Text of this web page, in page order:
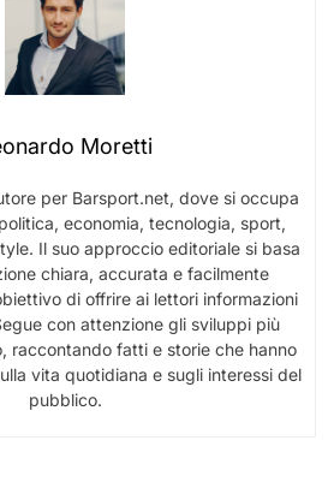
Moretti
per Barsport.net, dove si occupa
economia, tecnologia, sport,
Il suo approccio editoriale si basa
chiara, accurata e facilmente
di offrire ai lettori informazioni
con attenzione gli sviluppi più
raccontando fatti e storie che hanno
vita quotidiana e sugli interessi del
pubblico.